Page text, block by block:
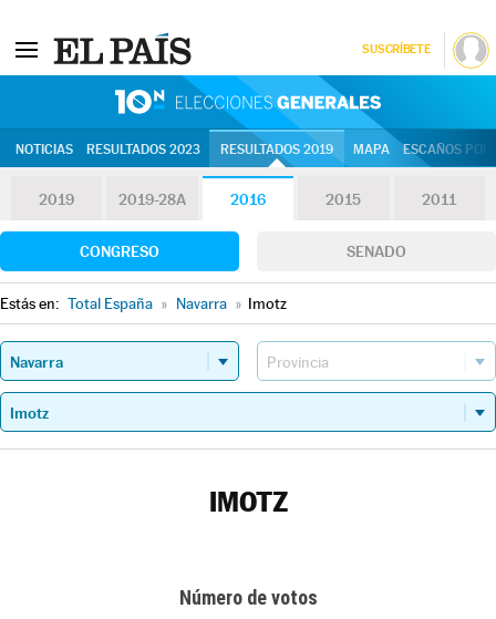
SUSCRÍBETE
NOTICIAS RESULTADOS 2023 RESULTADOS 2019 MAPA ESCAÑOS
2019 2019-28A 2016 2015 2011
CONGRESO SENADO
Estás en: Total España » Navarra » Imotz
IMOTZ
Número de votos